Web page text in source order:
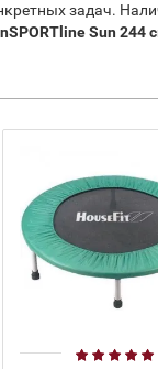
задач.
Sun 244